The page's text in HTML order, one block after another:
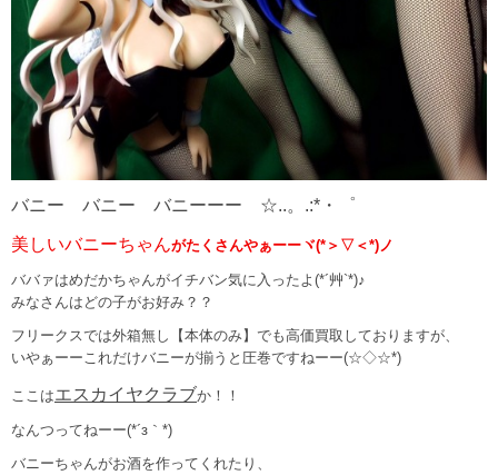
バニー バニー バニーーー ☆..。.:*・゜
美しいバニーちゃんがたくさんやぁーーヾ(*＞▽＜*)ノ
ババァはめだかちゃんがイチバン気に入ったよ(*´艸`*)♪
みなさんはどの子がお好み？？
フリークスでは外箱無し【本体のみ】でも高価買取しておりますが、
いやぁーーこれだけバニーが揃うと圧巻ですねーー(☆◇☆*)
ここはエスカイヤクラブか！！
なんつってねーー(*´з｀*)
バニーちゃんがお酒を作ってくれたり、